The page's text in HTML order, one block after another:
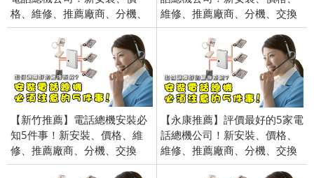
格、維修、推薦廠商、分機、
交換機、電話、錄音、價錢、
維修、推薦廠商、分機、交換
機、電話、錄音、價錢、費用
【新竹推薦】電話總機安裝必
知5件事！新安裝、價格、維
修、推薦廠商、分機、交換
機、電話、錄音、價錢、費用
【永康推薦】評價最好的5家電
話總機公司！新安裝、價格、
維修、推薦廠商、分機、交換
機、電話、錄音、價錢、費用